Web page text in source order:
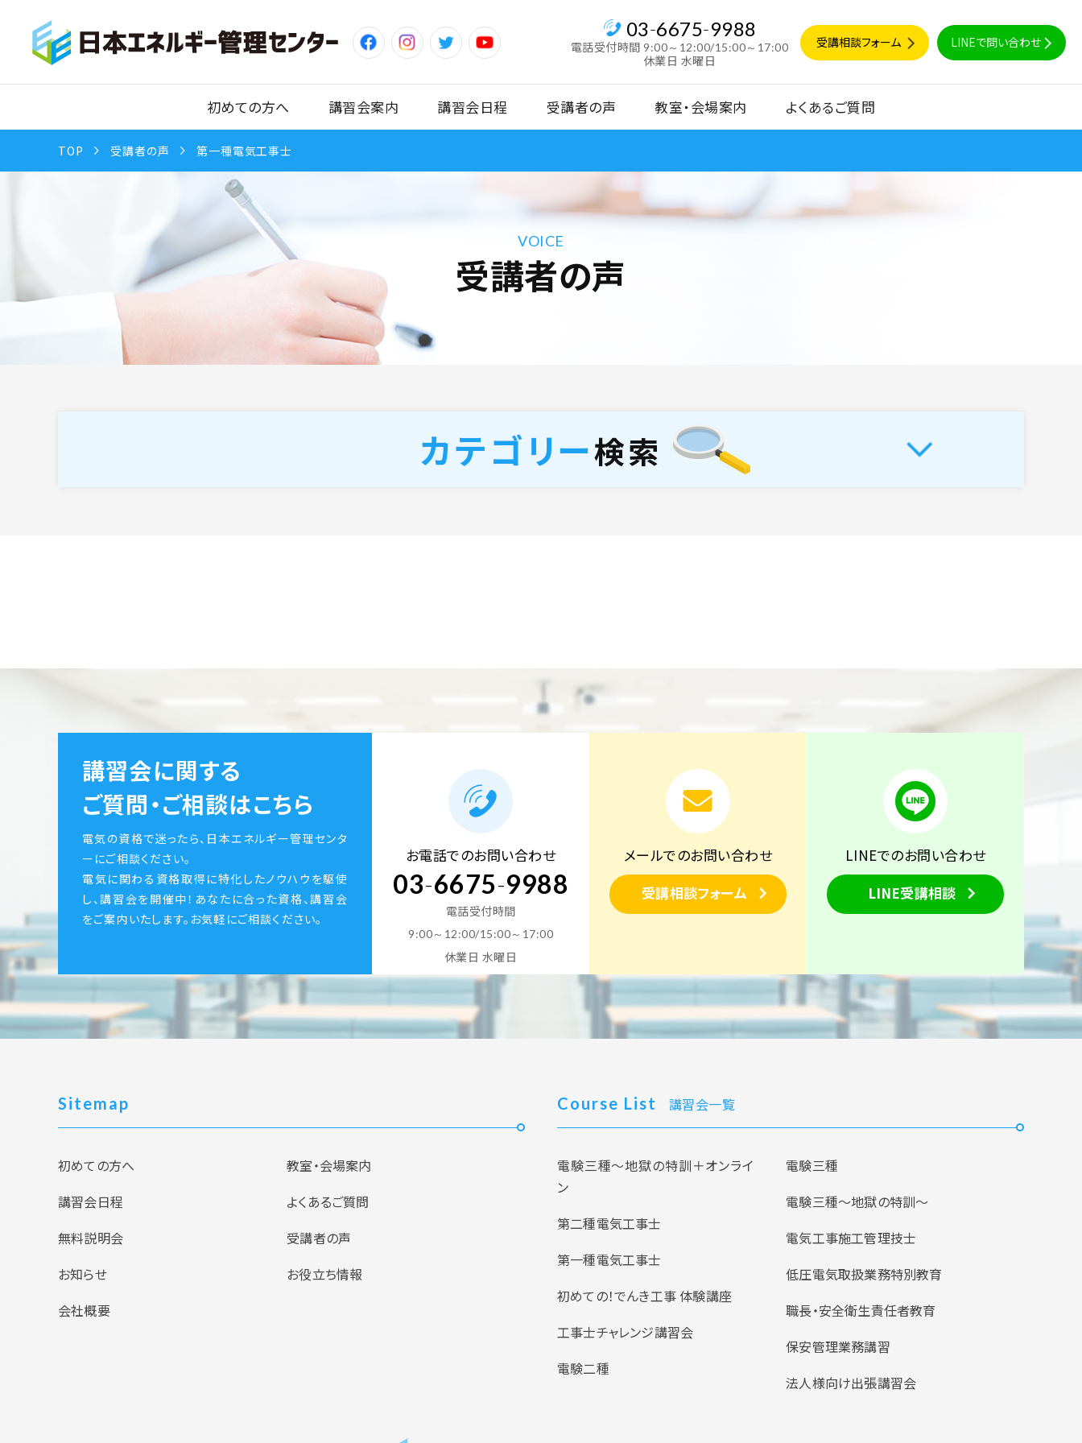
03-6675-9988
電話受付時間 9:00～12:00/15:00～17:00
休業日 水曜日
受講相談フォーム LINEで問い合わせ
初めての方へ 講習会案内 講習会日程 受講者の声 教室・会場案内 よくあるご質問
TOP 受講者の声 第一種電気工事士
VOICE
受講者の声
カテゴリー検索
講習会に関する
ご質問・ご相談はこちら
電気の資格で迷ったら、日本エネルギー管理センタ
ーにご相談ください。
電気に関わる資格取得に特化したノウハウを駆使
し、講習会を開催中！あなたに合った資格、講習会
をご案内いたします。お気軽にご相談ください。
お電話でのお問い合わせ
03-6675-9988
電話受付時間
9:00～12:00/15:00～17:00
休業日 水曜日
メールでのお問い合わせ
受講相談フォーム
LINEでのお問い合わせ
LINE受講相談
Sitemap
初めての方へ
教室・会場案内
講習会日程
よくあるご質問
無料説明会
受講者の声
お知らせ
お役立ち情報
会社概要
Course List 講習会一覧
電験三種～地獄の特訓＋オンライ
ン
第二種電気工事士
第一種電気工事士
初めての！でんき工事 体験講座
工事士チャレンジ講習会
電験二種
電験三種
電験三種〜地獄の特訓〜
電気工事施工管理技士
低圧電気取扱業務特別教育
職長・安全衛生責任者教育
保安管理業務講習
法人様向け出張講習会